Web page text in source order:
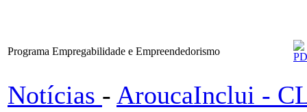
Programa Empregabilidade e Empreendedorismo
Notícias - AroucaInclui -